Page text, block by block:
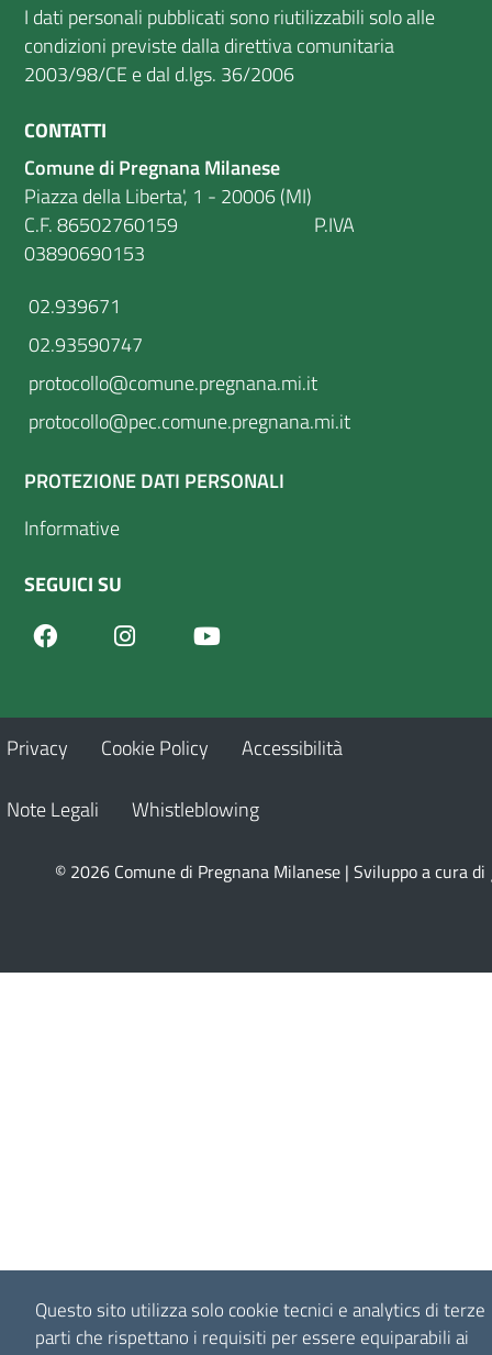
Questo sito utilizza solo cookie tecnici e analytics di terze
parti che rispettano i requisiti per essere equiparabili ai
I dati personali pubblicati sono riutilizzabili solo alle
condizioni previste dalla direttiva comunitaria
2003/98/CE e dal d.lgs. 36/2006
CONTATTI
Comune di Pregnana Milanese
Piazza della Liberta', 1 - 20006 (MI)
C.F. 86502760159 P.IVA
03890690153
02.939671
02.93590747
protocollo@comune.pregnana.mi.it
protocollo@pec.comune.pregnana.mi.it
PROTEZIONE DATI PERSONALI
Informative
SEGUICI SU
FacebookInstagram
Privacy Cookie Policy Accessibilità
Note Legali Whistleblowing
© 2026 Comune di Pregnana Milanese | Sviluppo a cura di